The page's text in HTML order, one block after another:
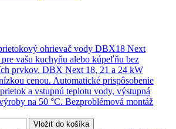
ohrievač vody DBX18 Next
vašu kuchyňu alebo kúpeľňu bez
prvkov. DBX Next 18, 21 a 24 kW
cenou. Automatické prispôsobenie
a vstupnú teplotu vody, výstupná
na 50 °C. Bezproblémová montáž
Vložiť do košíka